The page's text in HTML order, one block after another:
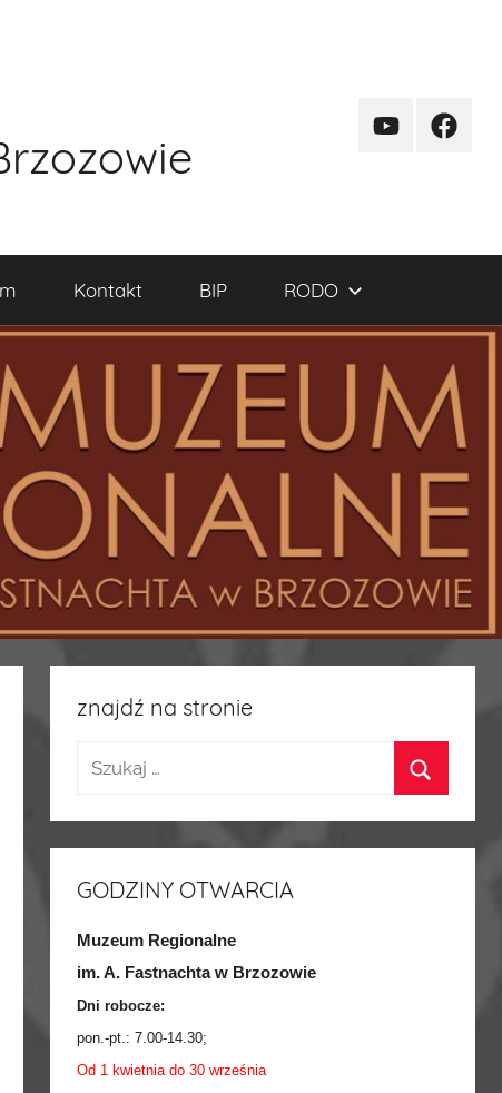
kanal
Kontakt BIP RODO
znajdź na stronie
GODZINY OTWARCIA
Muzeum Regionalne
im. A. Fastnachta w Brzozowie
Dni robocze:
pon.-pt.: 7.00-14.30;
Od 1 kwietnia do 30 września